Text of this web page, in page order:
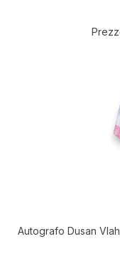
Autografo Dusan